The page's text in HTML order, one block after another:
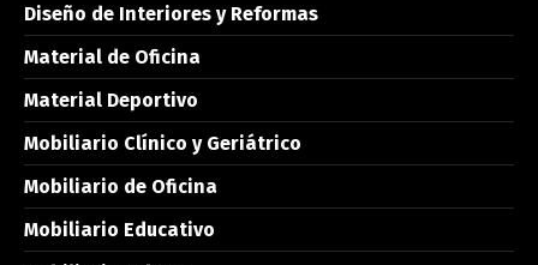
Diseño de Interiores y Reformas
Material de Oficina
Material Deportivo
Mobiliario Clínico y Geriátrico
Mobiliario de Oficina
Mobiliario Educativo